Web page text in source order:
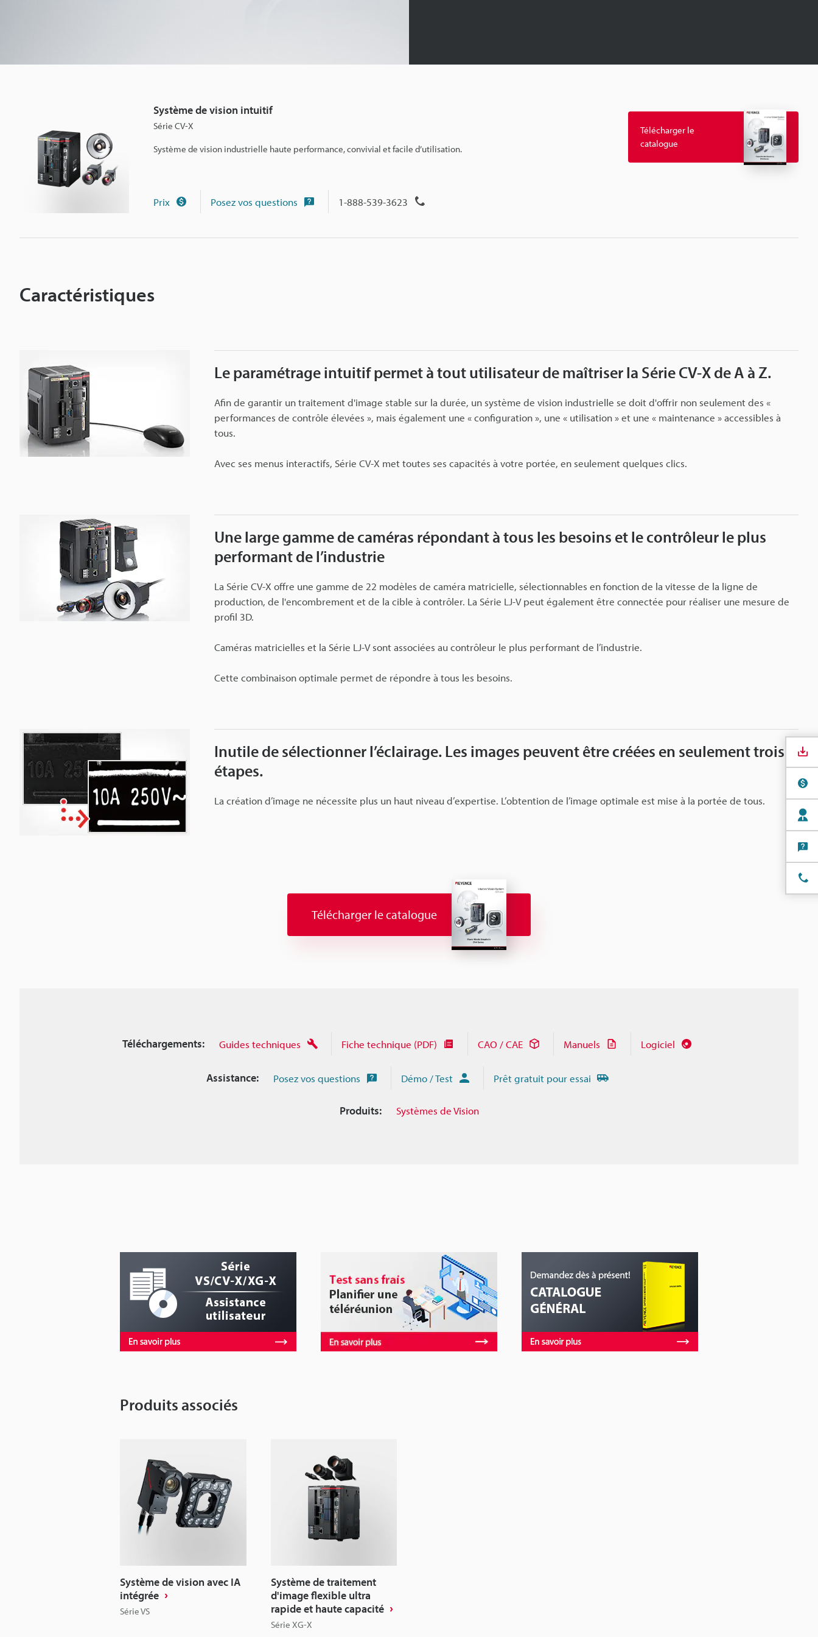
n
Système de vision intuitif
Série CV-X
Système de vision industrielle haute performance, convivial et facile d’utilisation.
Télécharger le
catalogue
Prix Posez vos questions 1-888-539-3623
Caractéristiques
Le paramétrage intuitif permet à tout utilisateur de maîtriser la Série CV-X de A à Z.
Afin de garantir un traitement d'image stable sur la durée, un système de vision industrielle se doit d'offrir non seulement des «
performances de contrôle élevées », mais également une « configuration », une « utilisation » et une « maintenance » accessibles à
tous.
Avec ses menus interactifs, Série CV-X met toutes ses capacités à votre portée, en seulement quelques clics.
Une large gamme de caméras répondant à tous les besoins et le contrôleur le plus
performant de l’industrie
La Série CV-X offre une gamme de 22 modèles de caméra matricielle, sélectionnables en fonction de la vitesse de la ligne de
production, de l'encombrement et de la cible à contrôler. La Série LJ-V peut également être connectée pour réaliser une mesure de
profil 3D.
Caméras matricielles et la Série LJ-V sont associées au contrôleur le plus performant de l’industrie.
Cette combinaison optimale permet de répondre à tous les besoins.
Inutile de sélectionner l’éclairage. Les images peuvent être créées en seulement trois
étapes.
La création d’image ne nécessite plus un haut niveau d’expertise. L’obtention de l’image optimale est mise à la portée de tous.
Télécharger le catalogue
Téléchargements: Guides techniques Fiche technique (PDF) CAO / CAE Manuels Logiciel
Assistance: Posez vos questions Démo / Test Prêt gratuit pour essai
Produits: Systèmes de Vision
Produits associés
Système de vision avec IA
intégrée
Série VS
Système de traitement
d'image flexible ultra
rapide et haute capacité
Série XG-X